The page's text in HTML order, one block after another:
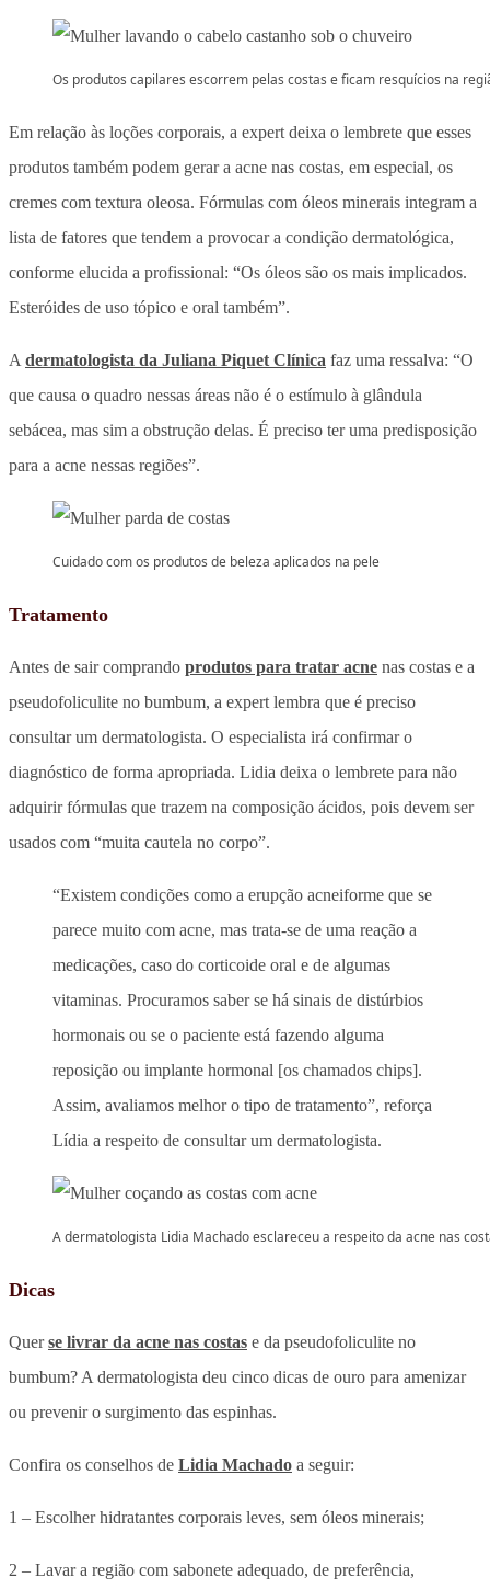
Os produtos capilares escorrem pelas costas e ficam resquícios na
Em relação às loções corporais, a expert deixa o lembrete que esses
produtos também podem gerar a acne nas costas, em especial, os
cremes com textura oleosa. Fórmulas com óleos minerais integram a
lista de fatores que tendem a provocar a condição dermatológica,
conforme elucida a profissional: “Os óleos são os mais implicados.
Esteróides de uso tópico e oral também”.
A dermatologista da Juliana Piquet Clínica faz uma ressalva: “O
que causa o quadro nessas áreas não é o estímulo à glândula
sebácea, mas sim a obstrução delas. É preciso ter uma predisposição
para a acne nessas regiões”.
Cuidado com os produtos de beleza aplicados na pele
Tratamento
Antes de sair comprando produtos para tratar acne nas costas e a
pseudofoliculite no bumbum, a expert lembra que é preciso
consultar um dermatologista. O especialista irá confirmar o
diagnóstico de forma apropriada. Lidia deixa o lembrete para não
adquirir fórmulas que trazem na composição ácidos, pois devem ser
usados com “muita cautela no corpo”.
“Existem condições como a erupção acneiforme que se
parece muito com acne, mas trata-se de uma reação a
medicações, caso do corticoide oral e de algumas
vitaminas. Procuramos saber se há sinais de distúrbios
hormonais ou se o paciente está fazendo alguma
reposição ou implante hormonal [os chamados chips].
Assim, avaliamos melhor o tipo de tratamento”, reforça
Lídia a respeito de consultar um dermatologista.
A dermatologista Lidia Machado esclareceu a respeito da acne nas
Dicas
Querse livrar da acne nas costas e da pseudofoliculite no
bumbum? A dermatologista deu cinco dicas de ouro para amenizar
ou prevenir o surgimento das espinhas.
Confira os conselhos de Lidia Machado a seguir:
1 – Escolher hidratantes corporais leves, sem óleos minerais;
2 – Lavar a região com sabonete adequado, de preferência,